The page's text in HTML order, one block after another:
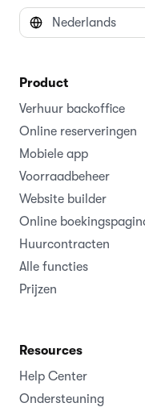
Product
Verhuur backoffice
Online reserveringen
Mobiele app
Voorraadbeheer
Website builder
Online
Huurcontracten
Alle functies
Prijzen
Resources
Help Center
Ondersteuning